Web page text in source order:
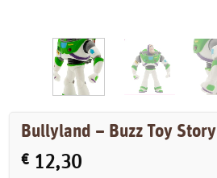
Bullyland – Buzz Toy Story
€ 12,30